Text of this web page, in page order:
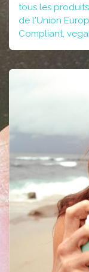
tous les
de l'Union
Compliant,